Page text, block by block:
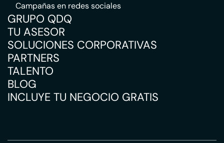
Campañas en redes sociales
GRUPO QDQ
TU ASESOR
SOLUCIONES CORPORATIVAS
PARTNERS
TALENTO
BLOG
INCLUYE TU NEGOCIO GRATIS